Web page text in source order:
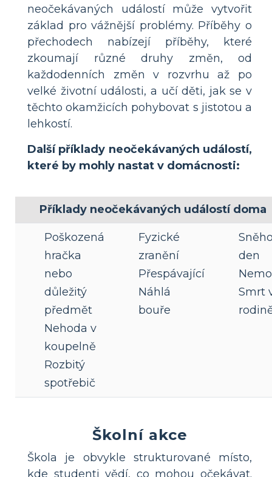
neočekávaných událostí může vytvořit
základ pro vážnější problémy. Příběhy o
přechodech nabízejí příběhy, které
zkoumají různé druhy změn, od
každodenních změn v rozvrhu až po
velké životní události, a učí děti, jak se v
těchto okamžicích pohybovat s jistotou a
lehkostí.
Další příklady neočekávaných událostí,
které by mohly nastat v domácnosti:
Příklady neočekávaných událostí doma
Poškozená
hračka
nebo
důležitý
předmět
Nehoda v
koupelně
Rozbitý
spotřebič
Fyzické
zranění
Přespávající
Náhlá
bouře
den
Smrt
Školní akce
Škola je obvykle strukturované místo,
kde studenti vědí, co mohou očekávat.